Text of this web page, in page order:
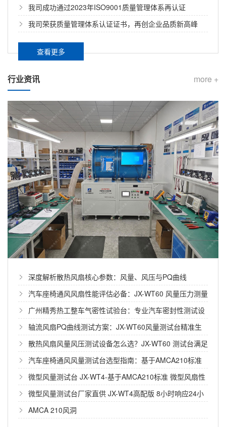
我司成功通过2023年ISO9001质量管理体系再认证
我司荣获质量管理体系认证证书，再创企业品质新高峰
查看更多
more +
行业资讯
深度解析散热风扇核心参数：风量、风压与PQ曲线
汽车座椅通风风扇性能评估必备：JX-WT60 风量压力测量
装置技术详解
广州精秀热工整车气密性试验台：专业汽车密封性测试设
备厂家的高效方案
轴流风扇PQ曲线测试方案：JX-WT60风量测试台精准生
成性能曲线
散热风扇风量风压测试设备怎么选？JX-WT60 测试台满足
多场景测试需求
汽车座椅通风风量测试台选型指南：基于AMCA210标准
的JX-WT60全面解析
微型风量测试台 JX-WT4-基于AMCA210标准 微型风扇性
能测试首选设备
微型风量测试台厂家直供 JX-WT4高配版 8小时响应24小
时上门服务
AMCA 210风洞
CPU散热风扇风量测试怎么做？
在电脑硬件圈，DIY玩家们常说“风道是散热的第一生
命……
7.5kw风机风量是多少？
在工业生产和设备选型中，很多客户都会遇到一个问
题……
风机风量怎么计算？
风机风量是衡量风机送排风能力的核心技术参数，直
接……
风量测试台的原理是什么？